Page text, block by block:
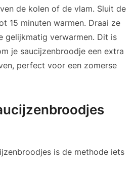
de kolen of de vlam. Sluit de
15 minuten warmen. Draai ze
gelijkmatig verwarmen. Dit is
je saucijzenbroodje een extra
perfect voor een zomerse
is de methode iets